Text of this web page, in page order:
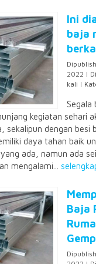
Ini
baja
2022 |
kali |
Segala
kegiatan sehari
sekalipun dengan besi
daya tahan baik
ada, namun ada
mengalami...
Baja